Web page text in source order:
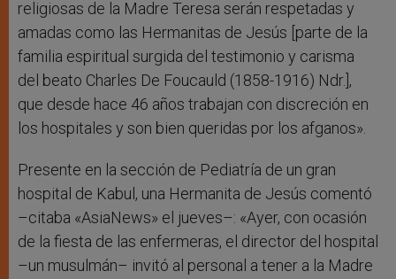
religiosas de la Madre Teresa serán respetadas y
amadas como las Hermanitas de Jesús [parte de la
familia espiritual surgida del testimonio y carisma
del beato Charles De Foucauld (1858-1916) Ndr.],
que desde hace 46 años trabajan con discreción en
los hospitales y son bien queridas por los afganos».
Presente en la sección de Pediatría de un gran
hospital de Kabul, una Hermanita de Jesús comentó
–citaba «AsiaNews» el jueves–: «Ayer, con ocasión
de la fiesta de las enfermeras, el director del hospital
–un musulmán– invitó al personal a tener a la Madre